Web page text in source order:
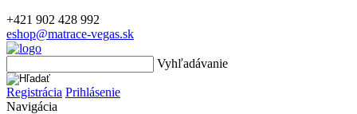
+421 902 428 992
eshop@matrace-vegas.sk
Vyhľadávanie
Registrácia Prihlásenie
Navigácia